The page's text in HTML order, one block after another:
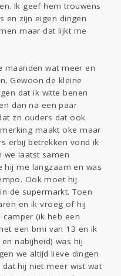
Ik geef hem trouwens
en zijn eigen dingen
maar dat lijkt me
maanden wat meer en
Gewoon de kleine
dat ik witte benen
dan na een paar
zn ouders dat ook
maakt oke maar
erbij betrekken vond ik
we laatst samen
hij me langzaam en was
Ook moet hij
de supermarkt. Toen
en ik vroeg of hij
(ik heb een
een bmi van 13 en ik
nabijheid) was hij
we altijd lieve dingen
hij niet meer wist wat